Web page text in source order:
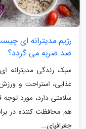
رژیم مدیترانه ای
ضد ضربه می گردد؟
سبک زندگی مدیترانه
غذایی، استراحت و
سلامتی دارد، مورد
هم محافظت کننده در
جغرافیای...